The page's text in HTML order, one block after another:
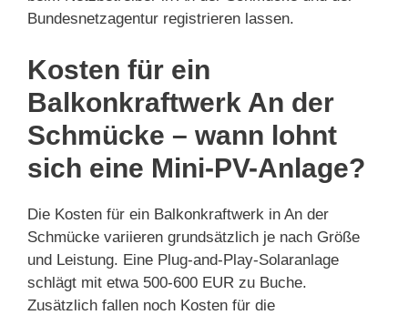
Bundesnetzagentur registrieren lassen.
Kosten für ein
Balkonkraftwerk An der
Schmücke – wann lohnt
sich eine Mini-PV-Anlage?
Die Kosten für ein Balkonkraftwerk in An der
Schmücke variieren grundsätzlich je nach Größe
und Leistung. Eine Plug-and-Play-Solaranlage
schlägt mit etwa 500-600 EUR zu Buche.
Zusätzlich fallen noch Kosten für die